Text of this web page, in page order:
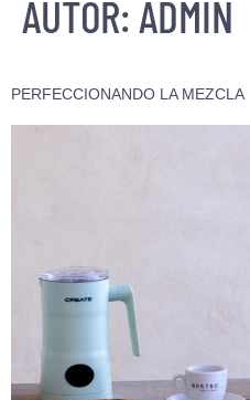
AUTOR: ADMIN
PERFECCIONANDO LA MEZCLA